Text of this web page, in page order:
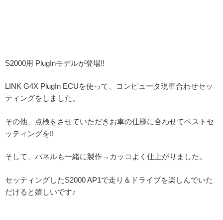
S2000用 PlugInモデルが登場!!
LINK G4X PlugIn ECUを使って、コンピュータ現車合わせセッ
ティングをしました。
その他、点検をさせていただきお車の仕様に合わせてベストセ
ッティングを!!
そして、パネルも一緒に製作→カッコよく仕上がりました。
セッティングしたS2000 AP1で走り＆ドライブを楽しんでいた
だけると嬉しいです♪